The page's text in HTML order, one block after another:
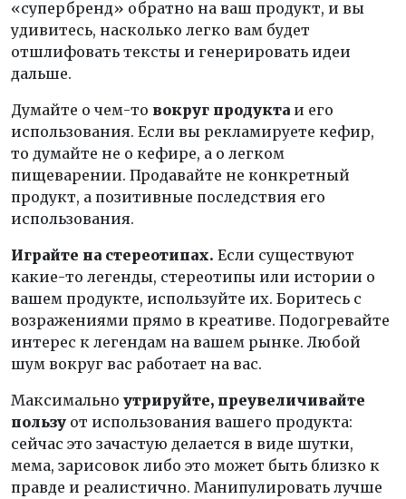
«супербренд» обратно на ваш продукт, и вы
удивитесь, насколько легко вам будет
отшлифовать тексты и генерировать идеи
дальше.
Думайте о чем-то вокруг продукта и его
использования. Если вы рекламируете кефир,
то думайте не о кефире, а о легком
пищеварении. Продавайте не конкретный
продукт, а позитивные последствия его
использования.
Играйте на стереотипах. Если существуют
какие-то легенды, стереотипы или истории о
вашем продукте, используйте их. Боритесь с
возражениями прямо в креативе. Подогревайте
интерес к легендам на вашем рынке. Любой
шум вокруг вас работает на вас.
Максимально утрируйте, преувеличивайте
пользу от использования вашего продукта:
сейчас это зачастую делается в виде шутки,
мема, зарисовок либо это может быть близко к
правде и реалистично. Манипулировать лучше